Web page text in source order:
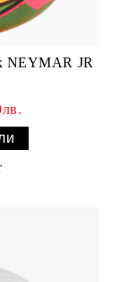
NEYMAR JR